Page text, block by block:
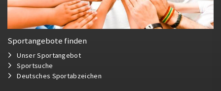
Sportangebote finden
Unser Sportangebot
Sportsuche
Deutsches Sportabzeichen